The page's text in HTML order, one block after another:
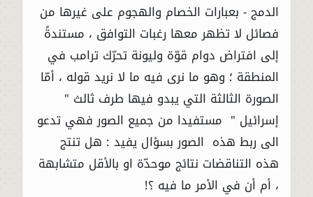
الدمج - بعبارات الخصام والهجوم على غيرها من
فصائل لا تظهر معها رغبات التوافق ، مستندةً
إلى افتراض دوام قوّة وليونة تحرّك ترامب في
المنطقة ؛ وهو ما نرى فيه ما لا نريد قوله ، أمّا
الصورة الثالثة التي يبدو فيها طرف ثالث "
إسرائيل " مستفيدا من جميع الصور فهي تدعو
الى ربط هذه الصور بسؤال يفيد : هل تنتج
هذه التناقضات نتائج موحدّة او بالأقل متشابهة
، أم أن في الأمر ما فيه ؟!